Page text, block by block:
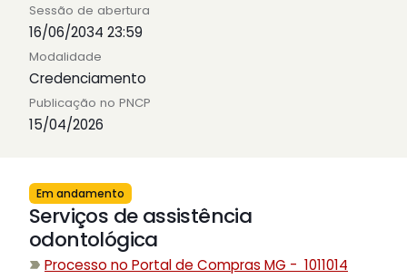
Sessão de abertura
16/06/2034 23:59
Modalidade
Credenciamento
Publicação no PNCP
15/04/2026
Em andamento
Serviços de assistência
odontológica
Processo no Portal de Compras MG - 1011014